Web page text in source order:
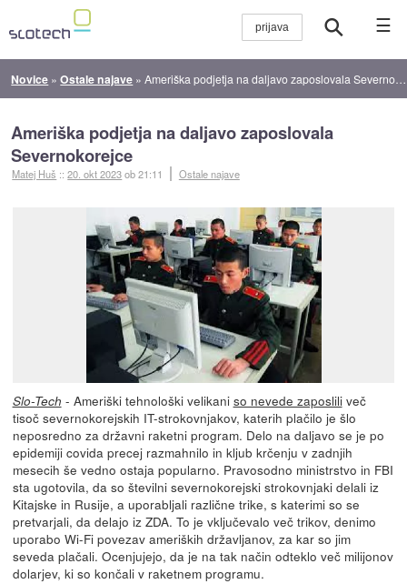
☰
Novice »Ostale najave »Ameriška podjetja na daljavo zaposlovala Severnokorejce
Ameriška podjetja na daljavo zaposlovala
Severnokorejce
Matej Huš ::20. okt 2023ob 21:11 Ostale najave
Slo-Tech - Ameriški tehnološki velikani so nevede zaposliliveč
tisoč severnokorejskih IT-strokovnjakov, katerih plačilo je šlo
neposredno za državni raketni program. Delo na daljavo se je po
epidemiji covida precej razmahnilo in kljub krčenju v zadnjih
mesecih še vedno ostaja popularno. Pravosodno ministrstvo in FBI
sta ugotovila, da so številni severnokorejski strokovnjaki delali iz
Kitajske in Rusije, a uporabljali različne trike, s katerimi so se
pretvarjali, da delajo iz ZDA. To je vključevalo več trikov, denimo
uporabo Wi-Fi povezav ameriških državljanov, za kar so jim
seveda plačali. Ocenjujejo, da je na tak način odteklo več milijonov
dolarjev, ki so končali v raketnem programu.